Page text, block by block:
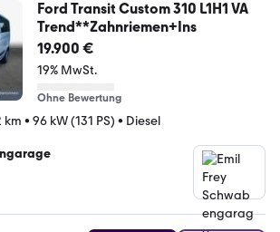
Ford Transit Custom 310 L1H1 VA
Trend**Zahnriemen+Ins
19.900 €
19% MwSt.
Ohne Bewertung
km • 96 kW (131 PS) • Diesel